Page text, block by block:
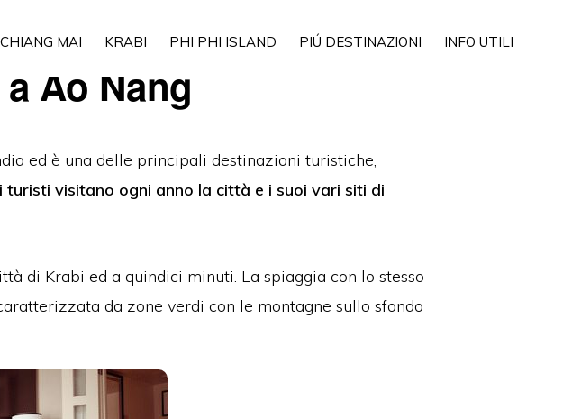
CHIANG MAI KRABI PHI PHI ISLAND PIÚ DESTINAZIONI INFO UTILI
Ao Nang
ed è una delle principali destinazioni turistiche,
turisti visitano ogni anno la città e i suoi vari siti di
di Krabi ed a quindici minuti. La spiaggia con lo stesso
da zone verdi con le montagne sullo sfondo